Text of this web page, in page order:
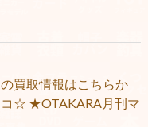
買取情報はこちらか
コ☆ ★OTAKARA月刊マ